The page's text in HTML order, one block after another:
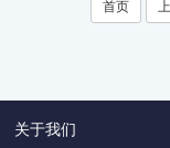
首页
关于我们